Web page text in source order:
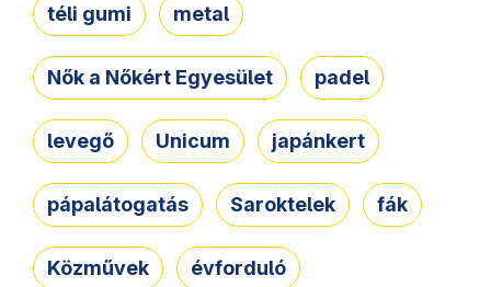
téli gumi metal
Nők a Nőkért Egyesület padel
levegő Unicum japánkert
pápalátogatás Saroktelek fák
Közművek évforduló